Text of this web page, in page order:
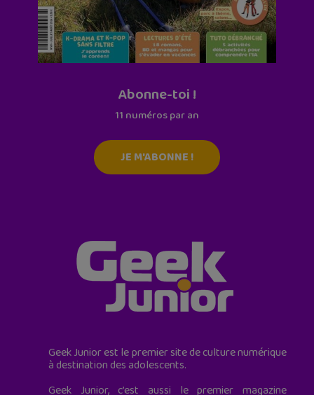
Abonne-toi !
11 numéros par an
JE M'ABONNE !
Geek Junior est le premier site de culture numérique
à destination des adolescents.
Geek Junior, c’est aussi le premier magazine